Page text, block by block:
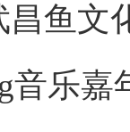
昌鱼文
音乐